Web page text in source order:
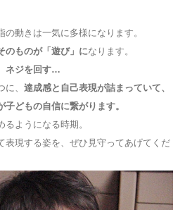
の動きは一気に多様になります。
のものが「遊び」になります。
ネジを回す…
、 達成感と自己表現が詰まっていて、
子どもの自信に繋がります。
ようになる時期。
表現する姿を、ぜひ見守ってあげてくだ